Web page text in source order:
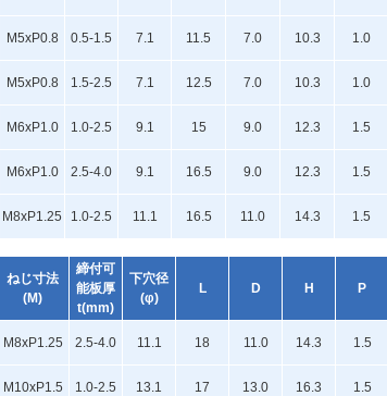
M5xP0.8 0.5-1.5 7.1 11.5 7.0 10.3 1.0
M5xP0.8 1.5-2.5 7.1 12.5 7.0 10.3 1.0
M6xP1.0 1.0-2.5 9.1 15 9.0 12.3 1.5
M6xP1.0 2.5-4.0 9.1 16.5 9.0 12.3 1.5
M8xP1.25 1.0-2.5 11.1 16.5 11.0 14.3 1.5
ねじ寸法
(M)
締付可
能板厚
t(mm)
下穴径
(φ)
L D H P
M8xP1.25 2.5-4.0 11.1 18 11.0 14.3 1.5
M10xP1.5 1.0-2.5 13.1 17 13.0 16.3 1.5